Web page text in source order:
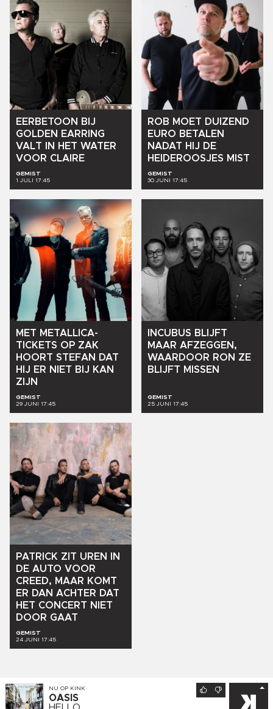
EERBETOON
BIJ
GOLDEN
EARRING
VALT
IN HET WATER
VOOR CLAIRE
GEMIST
1 JULI 17:45
ROB MOET DUIZEND
EURO BETALEN
NADAT HIJ DE
HEIDEROOSJES MIST
GEMIST
30 JUNI 17:45
MET METALLICA-
TICKETS OP ZAK
HOORT STEFAN
DAT
HIJ ER NIET BIJ KAN
ZIJN
GEMIST
29 JUNI 17:45
INCUBUS BLIJFT
MAAR AFZEGGEN,
WAARDOOR RON ZE
BLIJFT MISSEN
GEMIST
25 JUNI 17:45
PATRICK ZIT UREN
IN
DE AUTO VOOR
CREED, MAAR KOMT
ER DAN ACHTER DAT
HET CONCERT NIET
DOOR GAAT
GEMIST
24 JUNI 17:45
NU OP KINK
OASIS